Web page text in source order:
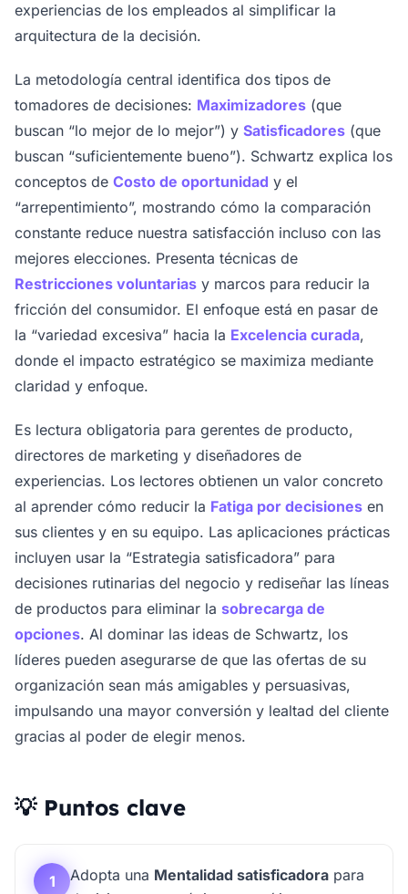
experiencias de los empleados al simplificar la
arquitectura de la decisión.
La metodología central identifica dos tipos de
tomadores de decisiones: Maximizadores (que
buscan “lo mejor de lo mejor”) y Satisficadores (que
buscan “suficientemente bueno”). Schwartz explica los
conceptos de Costo de oportunidad y el
“arrepentimiento”, mostrando cómo la comparación
constante reduce nuestra satisfacción incluso con las
mejores elecciones. Presenta técnicas de
Restricciones voluntarias y marcos para reducir la
fricción del consumidor. El enfoque está en pasar de
la “variedad excesiva” hacia la Excelencia curada,
donde el impacto estratégico se maximiza mediante
claridad y enfoque.
Es lectura obligatoria para gerentes de producto,
directores de marketing y diseñadores de
experiencias. Los lectores obtienen un valor concreto
al aprender cómo reducir la Fatiga por decisiones en
sus clientes y en su equipo. Las aplicaciones prácticas
incluyen usar la “Estrategia satisficadora” para
decisiones rutinarias del negocio y rediseñar las líneas
de productos para eliminar la sobrecarga de
opciones. Al dominar las ideas de Schwartz, los
líderes pueden asegurarse de que las ofertas de su
organización sean más amigables y persuasivas,
impulsando una mayor conversión y lealtad del cliente
gracias al poder de elegir menos.
💡 Puntos clave
1 Adopta una Mentalidad satisficadora para